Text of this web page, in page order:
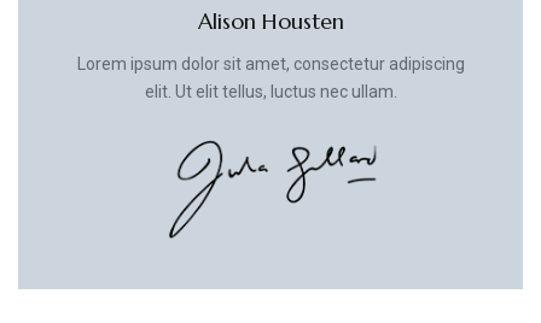
Alison Housten
Lorem ipsum dolor sit amet, consectetur adipiscing
elit. Ut elit tellus, luctus nec ullam.